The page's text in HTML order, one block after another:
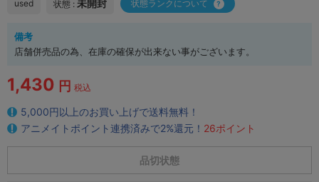
used 状態 : 未開封 状態ランクについて
備考
店舗併売品の為、在庫の確保が出来ない事がございます。
1,430 円 税込
5,000円以上のお買い上げで送料無料！
アニメイトポイント連携済みで2%還元！ 26ポイント
品切状態